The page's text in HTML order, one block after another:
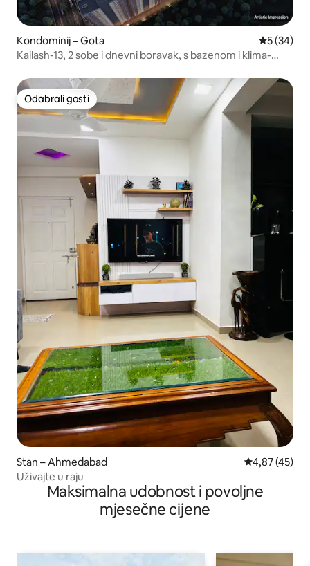
Kondominij – Gota Prosječna
5 (34)
Kailash-13, 2 sobe i dnevni boravak, s bazenom i klima-
Odabrali gosti
Odabrali gosti
Stan – Ahmedabad Prosječna
4,87 (45)
Uživajte u raju
Maksimalna udobnost i povoljne
mjesečne cijene